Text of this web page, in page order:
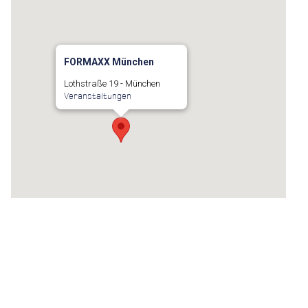
FORMAXX München
Lothstraße 19 - München
Veranstaltungen